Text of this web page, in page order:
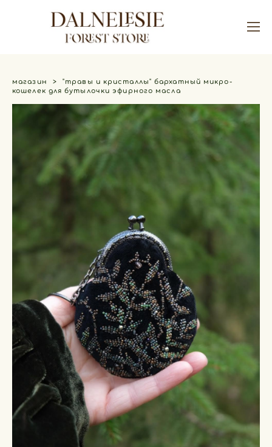
магазин >
"травы и кристаллы" бархатный микро-
кошелек для бутылочки эфирного масла